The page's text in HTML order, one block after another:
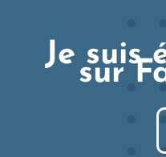
Je suis
sur